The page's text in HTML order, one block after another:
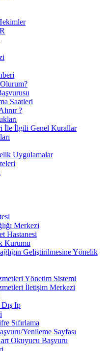
Saatleri
?
İle İlgili Genel Kurallar
Uygulamalar
Merkezi
Hastanesi
Kurumu
Geliştirilmesine Yönelik
Yönetim Sistemi
İletişim Merkezi
Ip
Sıfırlama
Yenileme Sayfası
Okuyucu Başvuru